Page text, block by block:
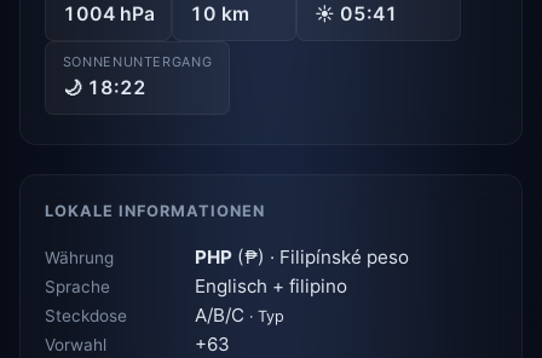
1004 hPa 10 km ☀ 05:41
SONNENUNTERGANG
🌙 18:22
LOKALE INFORMATIONEN
Währung PHP (₱) · Filipínské peso
Sprache Englisch + filipino
Steckdose A/B/C · Typ
Vorwahl +63